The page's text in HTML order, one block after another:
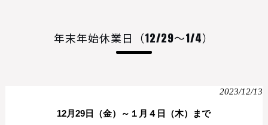
年末年始休業日（12/29～1/4）
2023/12/13
12月29日（金）～１月４日（木）まで